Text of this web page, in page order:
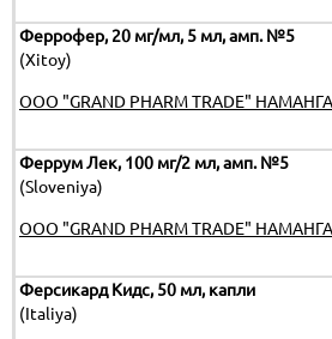
Феррофер, 20 мг/мл, 5 мл, амп. №5
(Xitoy)
OOO "GRAND PHARM TRADE"
Феррум Лек, 100 мг/2 мл, амп. №5
(Sloveniya)
OOO "GRAND PHARM TRADE"
Ферсикард Кидс, 50 мл, капли
(Italiya)